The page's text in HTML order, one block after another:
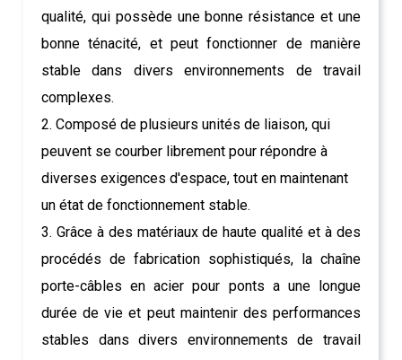
qualité, qui possède une bonne résistance et une
bonne ténacité, et peut fonctionner de manière
stable dans divers environnements de travail
complexes.
2. Composé de plusieurs unités de liaison, qui
peuvent se courber librement pour répondre à
diverses exigences d'espace, tout en maintenant
un état de fonctionnement stable.
3. Grâce à des matériaux de haute qualité et à des
procédés de fabrication sophistiqués, la chaîne
porte-câbles en acier pour ponts a une longue
durée de vie et peut maintenir des performances
stables dans divers environnements de travail